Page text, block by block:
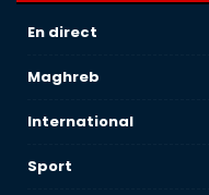
En direct
Maghreb
International
Sport